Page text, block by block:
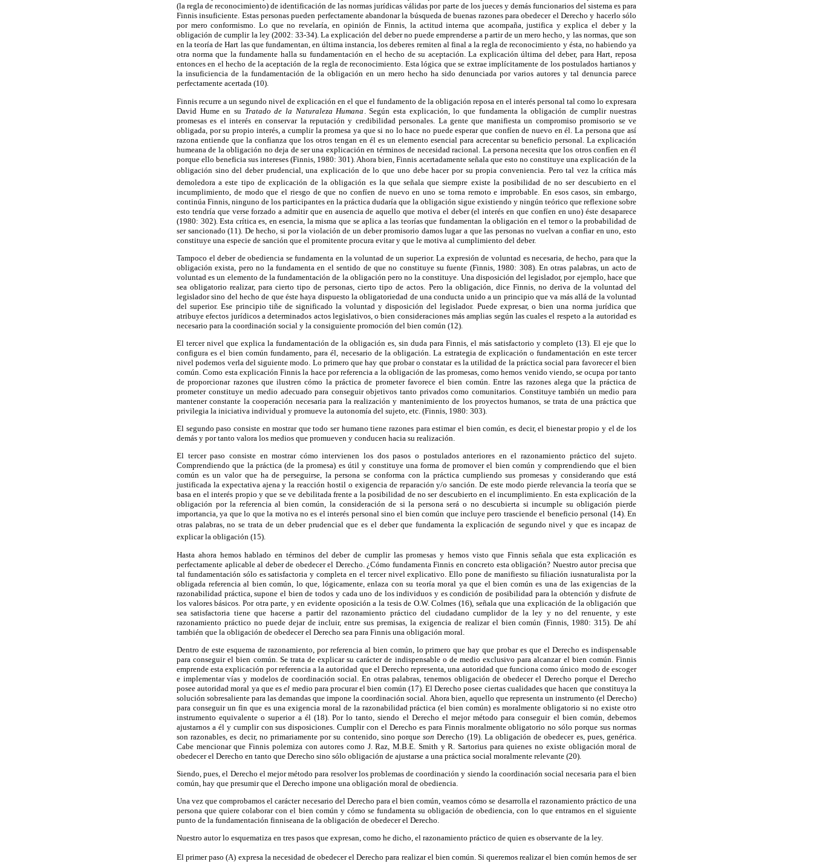
(la regla de reconocimiento) de identificación de las normas jurídicas válidas por parte de los jueces y demás funcionarios del sistema es para
Finnis insuficiente. Estas personas pueden perfectamente abandonar la búsqueda de buenas razones para obedecer el Derecho y hacerlo sólo
por mero conformismo. Lo que no revelaría, en opinión de Finnis, la actitud interna que acompaña, justifica y explica el deber y la
obligación de cumplir la ley (2002: 33-34). La explicación del deber no puede emprenderse a partir de un mero hecho, y las normas, que son
en la teoría de Hart las que fundamentan, en última instancia, los deberes remiten al final a la regla de reconocimiento y ésta, no habiendo ya
otra norma que la fundamente halla su fundamentación en el hecho de su aceptación. La explicación última del deber, para Hart, reposa
entonces en el hecho de la aceptación de la regla de reconocimiento. Esta lógica que se extrae implícitamente de los postulados hartianos y
la insuficiencia de la fundamentación de la obligación en un mero hecho ha sido denunciada por varios autores y tal denuncia parece
perfectamente acertada (10).
Finnis recurre a un segundo nivel de explicación en el que el fundamento de la obligación reposa en el interés personal tal como lo expresara
David Hume en su Tratado de la Naturaleza Humana . Según esta explicación, lo que fundamenta la obligación de cumplir nuestras
promesas es el interés en conservar la reputación y credibilidad personales. La gente que manifiesta un compromiso promisorio se ve
obligada, por su propio interés, a cumplir la promesa ya que si no lo hace no puede esperar que confíen de nuevo en él. La persona que así
razona entiende que la confianza que los otros tengan en él es un elemento esencial para acrecentar su beneficio personal. La explicación
humeana de la obligación no deja de ser una explicación en términos de necesidad racional. La persona necesita que los otros confíen en él
porque ello beneficia sus intereses (Finnis, 1980: 301). Ahora bien, Finnis acertadamente señala que esto no constituye una explicación de la
obligación sino del deber prudencial, una explicación de lo que uno debe hacer por su propia conveniencia. Pero tal vez la crítica más
demoledora a este tipo de explicación de la obligación es la que señala que siempre existe la posibilidad de no ser descubierto en el
incumplimiento, de modo que el riesgo de que no confíen de nuevo en uno se torna remoto e improbable. En esos casos, sin embargo,
continúa Finnis, ninguno de los participantes en la práctica dudaría que la obligación sigue existiendo y ningún teórico que reflexione sobre
esto tendría que verse forzado a admitir que en ausencia de aquello que motiva el deber (el interés en que confíen en uno) éste desaparece
(1980: 302). Esta crítica es, en esencia, la misma que se aplica a las teorías que fundamentan la obligación en el temor o la probabilidad de
ser sancionado (11). De hecho, si por la violación de un deber promisorio damos lugar a que las personas no vuelvan a confiar en uno, esto
constituye una especie de sanción que el promitente procura evitar y que le motiva al cumplimiento del deber.
Tampoco el deber de obediencia se fundamenta en la voluntad de un superior. La expresión de voluntad es necesaria, de hecho, para que la
obligación exista, pero no la fundamenta en el sentido de que no constituye su fuente (Finnis, 1980: 308). En otras palabras, un acto de
voluntad es un elemento de la fundamentación de la obligación pero no la constituye. Una disposición del legislador, por ejemplo, hace que
sea obligatorio realizar, para cierto tipo de personas, cierto tipo de actos. Pero la obligación, dice Finnis, no deriva de la voluntad del
legislador sino del hecho de que éste haya dispuesto la obligatoriedad de una conducta unido a un principio que va más allá de la voluntad
del superior. Ese principio tiñe de significado la voluntad y disposición del legislador. Puede expresar, o bien una norma jurídica que
atribuye efectos jurídicos a determinados actos legislativos, o bien consideraciones más amplias según las cuales el respeto a la autoridad es
necesario para la coordinación social y la consiguiente promoción del bien común (12).
El tercer nivel que explica la fundamentación de la obligación es, sin duda para Finnis, el más satisfactorio y completo (13). El eje que lo
configura es el bien común fundamento, para él, necesario de la obligación. La estrategia de explicación o fundamentación en este tercer
nivel podemos verla del siguiente modo. Lo primero que hay que probar o constatar es la utilidad de la práctica social para favorecer el bien
común. Como esta explicación Finnis la hace por referencia a la obligación de las promesas, como hemos venido viendo, se ocupa por tanto
de proporcionar razones que ilustren cómo la práctica de prometer favorece el bien común. Entre las razones alega que la práctica de
prometer constituye un medio adecuado para conseguir objetivos tanto privados como comunitarios. Constituye también un medio para
mantener constante la cooperación necesaria para la realización y mantenimiento de los proyectos humanos, se trata de una práctica que
privilegia la iniciativa individual y promueve la autonomía del sujeto, etc. (Finnis, 1980: 303).
El segundo paso consiste en mostrar que todo ser humano tiene razones para estimar el bien común, es decir, el bienestar propio y el de los
demás y por tanto valora los medios que promueven y conducen hacia su realización.
El tercer paso consiste en mostrar cómo intervienen los dos pasos o postulados anteriores en el razonamiento práctico del sujeto.
Comprendiendo que la práctica (de la promesa) es útil y constituye una forma de promover el bien común y comprendiendo que el bien
común es un valor que ha de perseguirse, la persona se conforma con la práctica cumpliendo sus promesas y considerando que está
justificada la expectativa ajena y la reacción hostil o exigencia de reparación y/o sanción. De este modo pierde relevancia la teoría que se
basa en el interés propio y que se ve debilitada frente a la posibilidad de no ser descubierto en el incumplimiento. En esta explicación de la
obligación por la referencia al bien común, la consideración de si la persona será o no descubierta si incumple su obligación pierde
importancia, ya que lo que la motiva no es el interés personal sino el bien común que incluye pero trasciende el beneficio personal (14). En
otras palabras, no se trata de un deber prudencial que es el deber que fundamenta la explicación de segundo nivel y que es incapaz de
explicar la obligación (15).
Hasta ahora hemos hablado en términos del deber de cumplir las promesas y hemos visto que Finnis señala que esta explicación es
perfectamente aplicable al deber de obedecer el Derecho. ¿Cómo fundamenta Finnis en concreto esta obligación? Nuestro autor precisa que
tal fundamentación sólo es satisfactoria y completa en el tercer nivel explicativo. Ello pone de manifiesto su filiación iusnaturalista por la
obligada referencia al bien común, lo que, lógicamente, enlaza con su teoría moral ya que el bien común es una de las exigencias de la
razonabilidad práctica, supone el bien de todos y cada uno de los individuos y es condición de posibilidad para la obtención y disfrute de
los valores básicos. Por otra parte, y en evidente oposición a la tesis de O.W. Colmes (16), señala que una explicación de la obligación que
sea satisfactoria tiene que hacerse a partir del razonamiento práctico del ciudadano cumplidor de la ley y no del renuente, y este
razonamiento práctico no puede dejar de incluir, entre sus premisas, la exigencia de realizar el bien común (Finnis, 1980: 315). De ahí
también que la obligación de obedecer el Derecho sea para Finnis una obligación moral.
Dentro de este esquema de razonamiento, por referencia al bien común, lo primero que hay que probar es que el Derecho es indispensable
para conseguir el bien común. Se trata de explicar su carácter de indispensable o de medio exclusivo para alcanzar el bien común. Finnis
emprende esta explicación por referencia a la autoridad que el Derecho representa, una autoridad que funciona como único modo de escoger
e implementar vías y modelos de coordinación social. En otras palabras, tenemos obligación de obedecer el Derecho porque el Derecho
posee autoridad moral ya que esel medio para procurar el bien común (17). El Derecho posee ciertas cualidades que hacen que constituya la
solución sobresaliente para las demandas que impone la coordinación social. Ahora bien, aquello que representa un instrumento (el Derecho)
para conseguir un fin que es una exigencia moral de la razonabilidad práctica (el bien común) es moralmente obligatorio si no existe otro
instrumento equivalente o superior a él (18). Por lo tanto, siendo el Derecho el mejor método para conseguir el bien común, debemos
ajustarnos a él y cumplir con sus disposiciones. Cumplir con el Derecho es para Finnis moralmente obligatorio no sólo porque sus normas
son razonables, es decir, no primariamente por su contenido, sino porqueson Derecho (19). La obligación de obedecer es, pues, genérica.
Cabe mencionar que Finnis polemiza con autores como J. Raz, M.B.E. Smith y R. Sartorius para quienes no existe obligación moral de
obedecer el Derecho en tanto que Derecho sino sólo obligación de ajustarse a una práctica social moralmente relevante (20).
Siendo, pues, el Derecho el mejor método para resolver los problemas de coordinación y siendo la coordinación social necesaria para el bien
común, hay que presumir que el Derecho impone una obligación moral de obediencia.
Una vez que comprobamos el carácter necesario del Derecho para el bien común, veamos cómo se desarrolla el razonamiento práctico de una
persona que quiere colaborar con el bien común y cómo se fundamenta su obligación de obediencia, con lo que entramos en el siguiente
punto de la fundamentación finniseana de la obligación de obedecer el Derecho.
Nuestro autor lo esquematiza en tres pasos que expresan, como he dicho, el razonamiento práctico de quien es observante de la ley.
El primer paso (A) expresa la necesidad de obedecer el Derecho para realizar el bien común. Si queremos realizar el bien común hemos de ser